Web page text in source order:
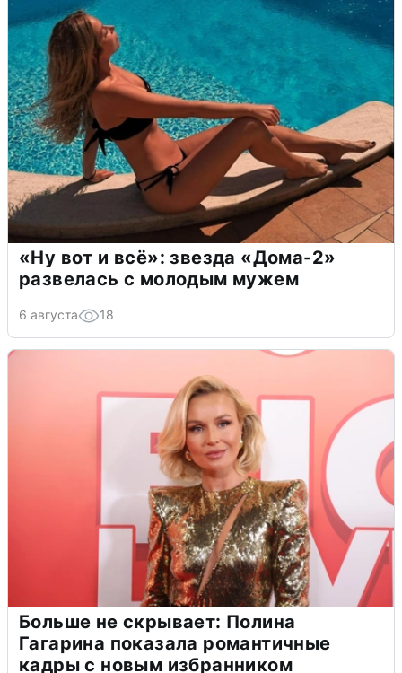
«Ну вот и всё»: звезда «Дома-2»
развелась с молодым мужем
6 августа 18
Больше не скрывает: Полина
Гагарина показала романтичные
кадры с новым избранником